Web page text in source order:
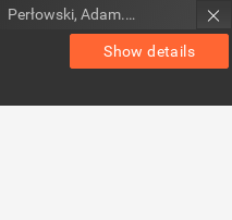
Show details
Perłowski, Adam. Red.